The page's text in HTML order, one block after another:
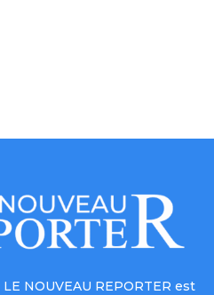
NOUVEAU REPORTER est